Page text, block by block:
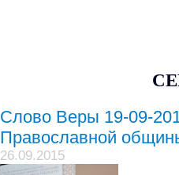
Слово Веры 19-09-
Православной
26.09.2015